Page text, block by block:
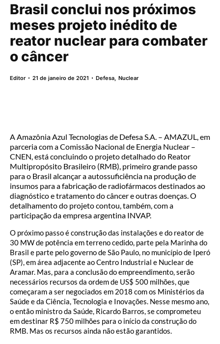
Brasil conclui nos próximos
meses projeto inédito de
reator nuclear para combater
o câncer
Editor 21 de janeiro de 2021 Defesa,Nuclear
A Amazônia Azul Tecnologias de Defesa S.A. – AMAZUL, em
parceria com a Comissão Nacional de Energia Nuclear –
CNEN, está concluindo o projeto detalhado do Reator
Multipropósito Brasileiro (RMB), primeiro grande passo
para o Brasil alcançar a autossuficiência na produção de
insumos para a fabricação de radiofármacos destinados ao
diagnóstico e tratamento do câncer e outras doenças. O
detalhamento do projeto contou, também, com a
participação da empresa argentina INVAP.
O próximo passo é construção das instalações e do reator de
30 MW de potência em terreno cedido, parte pela Marinha do
Brasil e parte pelo governo de São Paulo, no município de Iperó
(SP), em área adjacente ao Centro Industrial e Nuclear de
Aramar. Mas, para a conclusão do empreendimento, serão
necessários recursos da ordem de US$ 500 milhões, que
começaram a ser negociados em 2018 com os Ministérios da
Saúde e da Ciência, Tecnologia e Inovações. Nesse mesmo ano,
o então ministro da Saúde, Ricardo Barros, se comprometeu
em destinar R$ 750 milhões para o início da construção do
RMB. Mas os recursos ainda não estão garantidos.